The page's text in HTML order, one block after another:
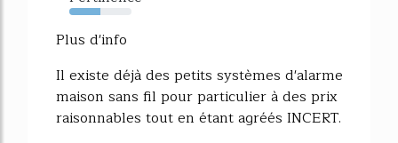
50%
Plus d'info
Il existe déjà des petits systèmes d'alarme
maison sans fil pour particulier à des prix
raisonnables tout en étant agréés INCERT.